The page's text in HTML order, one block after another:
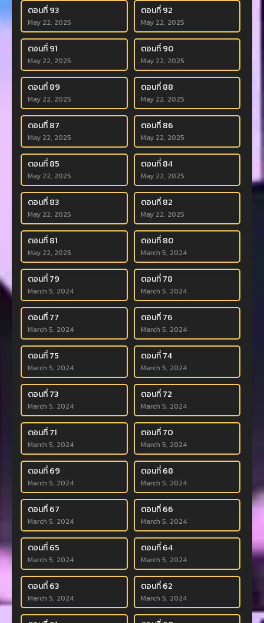
ตอนที่ 93
May 22, 2025
ตอนที่ 92
May 22, 2025
ตอนที่ 91
May 22, 2025
ตอนที่ 90
May 22, 2025
ตอนที่ 89
May 22, 2025
ตอนที่ 88
May 22, 2025
ตอนที่ 87
May 22, 2025
ตอนที่ 86
May 22, 2025
ตอนที่ 85
May 22, 2025
ตอนที่ 84
May 22, 2025
ตอนที่ 83
May 22, 2025
ตอนที่ 82
May 22, 2025
ตอนที่ 81
May 22, 2025
ตอนที่ 80
March 5, 2024
ตอนที่ 79
March 5, 2024
ตอนที่ 78
March 5, 2024
ตอนที่ 77
March 5, 2024
ตอนที่ 76
March 5, 2024
ตอนที่ 75
March 5, 2024
ตอนที่ 74
March 5, 2024
ตอนที่ 73
March 5, 2024
ตอนที่ 72
March 5, 2024
ตอนที่ 71
March 5, 2024
ตอนที่ 70
March 5, 2024
ตอนที่ 69
March 5, 2024
ตอนที่ 68
March 5, 2024
ตอนที่ 67
March 5, 2024
ตอนที่ 66
March 5, 2024
ตอนที่ 65
March 5, 2024
ตอนที่ 64
March 5, 2024
ตอนที่ 63
March 5, 2024
ตอนที่ 62
March 5, 2024